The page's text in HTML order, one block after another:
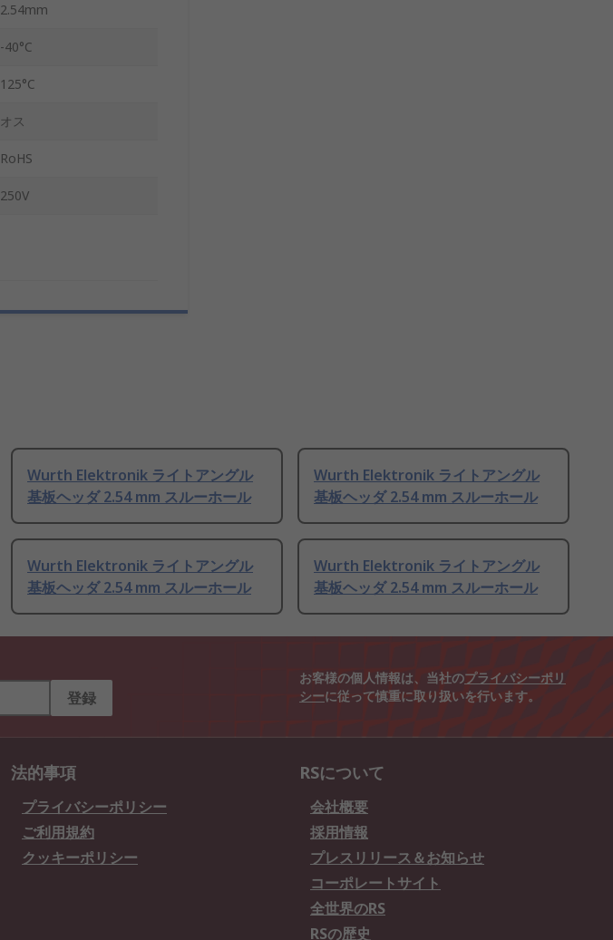
2.54mm
-40°C
125°C
オス
RoHS
250V
Wurth Elektronik ライトアングル
基板ヘッダ 2.54 mm スルーホール
Wurth Elektronik ライトアングル
基板ヘッダ 2.54 mm スルーホール
Wurth Elektronik ライトアングル
基板ヘッダ 2.54 mm スルーホール
Wurth Elektronik ライトアングル
基板ヘッダ 2.54 mm スルーホール
登録
お客様の個人情報は、当社のプライバシーポリ
シーに従って慎重に取り扱いを行います。
法的事項
プライバシーポリシー
ご利用規約
クッキーポリシー
RSについて
会社概要
採用情報
プレスリリース＆お知らせ
コーポレートサイト
全世界のRS
RSの歴史